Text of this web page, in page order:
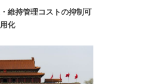
維持管理コストの抑制可
化